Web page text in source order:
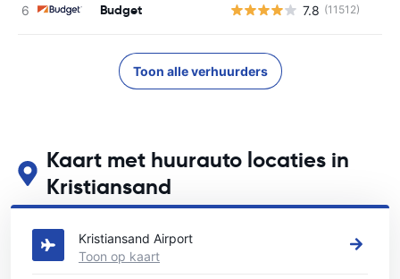
Budget 7.8 (11512)
Toon alle verhuurders
Kaart met huurauto locaties in
Kristiansand
Zie onze belangrijkste autoverhuur locaties in Kristiansand
Kristiansand Airport
Toon op kaart